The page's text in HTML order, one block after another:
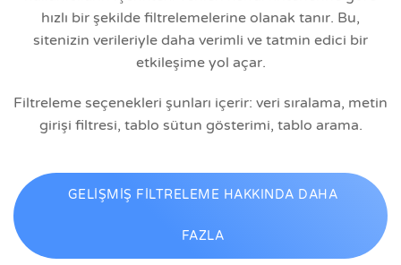
hızlı bir şekilde filtrelemelerine olanak tanır. Bu,
sitenizin verileriyle daha verimli ve tatmin edici bir
etkileşime yol açar.
Filtreleme seçenekleri şunları içerir: veri sıralama, metin
girişi filtresi, tablo sütun gösterimi, tablo arama.
GELİŞMİŞ FİLTRELEME HAKKINDA DAHA
FAZLA